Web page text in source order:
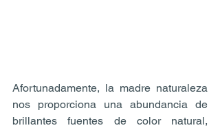
Afortunadamente, la madre naturaleza
nos proporciona una abundancia de
brillantes fuentes de color natural,